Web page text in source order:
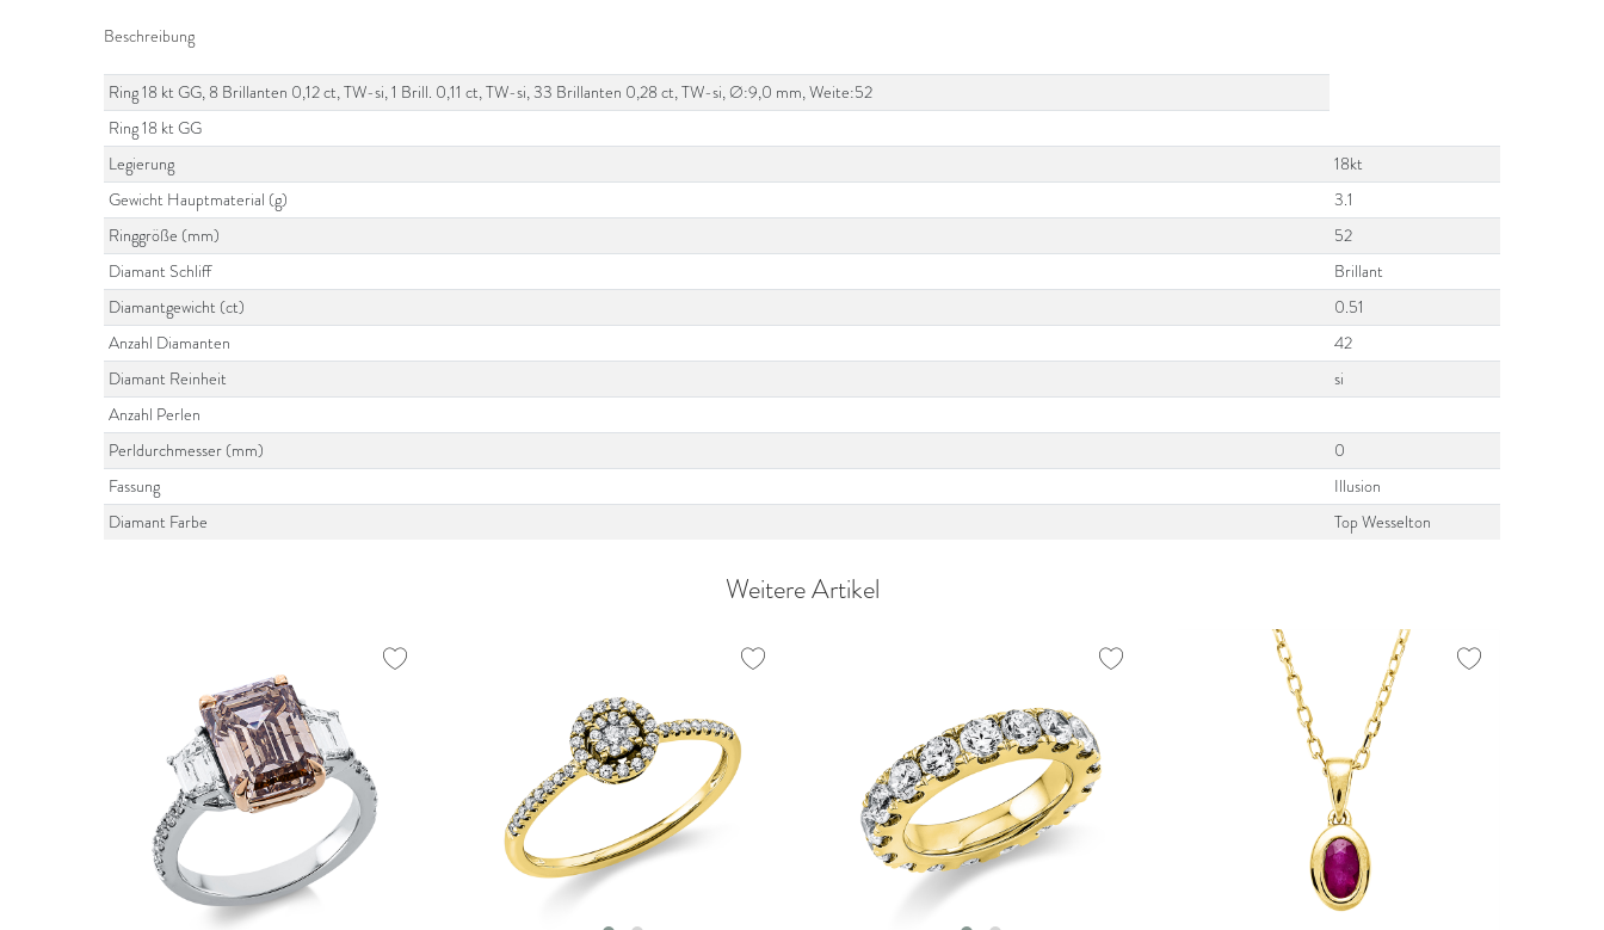
Beschreibung
Ring 18 kt GG, 8 Brillanten 0,12 ct, TW-si, 1 Brill. 0,11 ct, TW-si, 33 Brillanten 0,28 ct, TW-si, Ø:9,0 mm, Weite:52
Ring 18 kt GG
Legierung
18kt
Gewicht Hauptmaterial (g)
3.1
Ringgröße (mm)
52
Diamant Schliff
Brillant
Diamantgewicht (ct)
0.51
Anzahl Diamanten
42
Diamant Reinheit
si
Anzahl Perlen
Perldurchmesser (mm)
0
Fassung
Illusion
Diamant Farbe
Top Wesselton
Weitere Artikel